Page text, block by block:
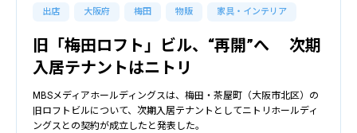
出店 大阪府 梅田 物販 家具・インテリア
旧「梅田ロフト」ビル、“再開”へ 次期
入居テナントはニトリ
MBSメディアホールディングスは、梅田・茶屋町（大阪市北区）の
旧ロフトビルについて、次期入居テナントとしてニトリホールディ
ングスとの契約が成立したと発表した。